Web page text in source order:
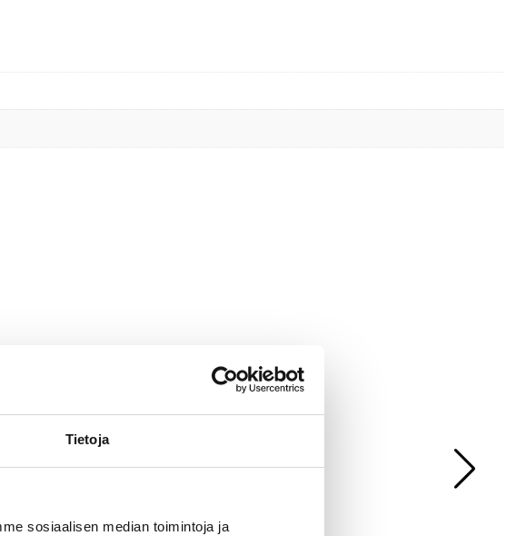
Tietoja
sosiaalisen median toimintoja ja